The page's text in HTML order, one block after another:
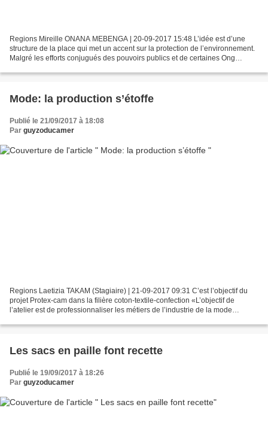
Regions Mireille ONANA MEBENGA | 20-09-2017 15:48 L’idée est d’une
structure de la place qui met un accent sur la protection de l’environnement.
Malgré les efforts conjugués des pouvoirs publics et de certaines Ong
Mode: la production s’étoffe
Publié le 21/09/2017 à 18:08
Par guyzoducamer
Regions Laetizia TAKAM (Stagiaire) | 21-09-2017 09:31 C’est l’objectif du
projet Protex-cam dans la filière coton-textile-confection «L’objectif de
l’atelier est de professionnaliser les métiers de l’industrie de la mode
Les sacs en paille font recette
Publié le 19/09/2017 à 18:26
Par guyzoducamer